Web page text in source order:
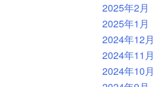
2025年2月
2025年1月
2024年12月
2024年11月
2024年10月